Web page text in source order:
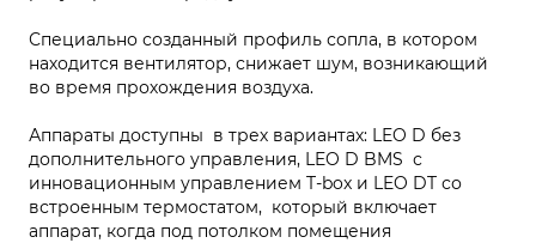
Специально созданный профиль сопла, в котором
находится вентилятор, снижает шум, возникающий
во время прохождения воздуха.
Аппараты доступны в трех вариантах: LEO D без
дополнительного управления, LEO D BMS с
инновационным управлением T-box и LEO DT со
встроенным термостатом, который включает
аппарат, когда под потолком помещения